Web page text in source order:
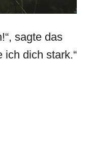
sagte das
dich stark.“